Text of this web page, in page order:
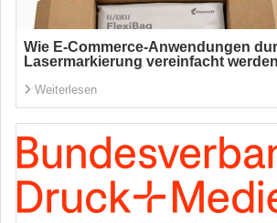
Wie E-Commerce-Anwendungen
Lasermarkierung vereinfacht werden
Weiterlesen